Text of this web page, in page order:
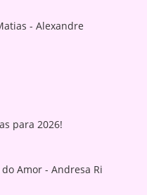
- Alexandre
para 2026!
Amor - Andresa Rios